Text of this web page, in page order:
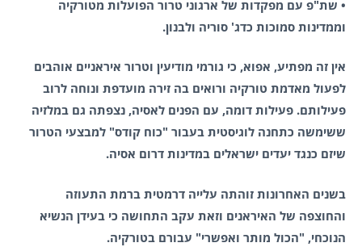
• שת"פ עם מפקדות של ארגוני טרור הפועלות מטורקיה
וממדינות סמוכות כדג' סוריה ולבנון.
אין זה מפתיע, אפוא, כי גורמי מודיעין וטרור איראניים אוהבים
לפעול מאדמת טורקיה ורואים בה זירה מועדפת ונוחה לרוב
פעילותם. פעילות דומה, עם הפנים לאסיה, נצפתה גם במלזיה
ששימשה כתחנה לוגיסטית בעבור "כוח קודס" למבצעי הטרור
שיזם כנגד יעדים ישראלים במדינות דרום אסיה.
בשנים האחרונות זוהתה עלייה דרמטית ברמת התעוזה
והחוצפה של האיראנים וזאת עקב התחושה כי בעידן הנשיא
הנוכחי, "הכול מותר ואפשרי" עבורם בטורקיה.